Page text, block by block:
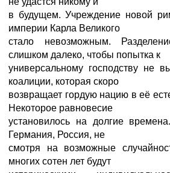
в будущем. Учреждение новой
империи Карла Великого
стало невозможным.
слишком далеко, чтобы попытка к
универсальному господству не
коалиции, которая скоро
возвращает гордую нацию в её
Некоторое равновесие
установилось на долгие
Германия, Россия, не
смотря на возможные
многих сотен лет будут